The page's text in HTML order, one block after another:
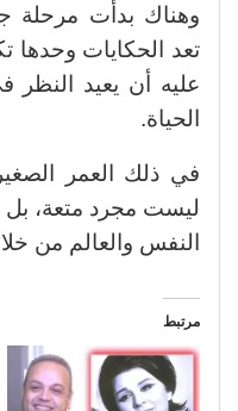
وهناك بدأت مرحلة
تعد الحكايات وحدها
عليه أن يعيد
الحياة.
في ذلك العمر
ليست مجرد متعة، بل
النفس والعالم من
مرتبط